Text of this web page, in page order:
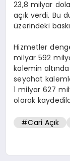
23,8 milyar
açık verdi. Bu
üzerindeki
Hizmetler
milyar 592
kalemin
seyahat
1 milyar 627
olarak
#Cari Açık